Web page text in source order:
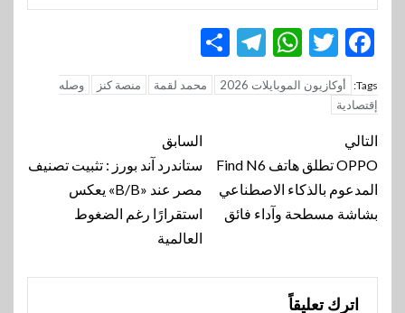
Facebook
Twitter
WhatsApp
Telegram
Tags: أوكازيون الموبايلات 2026 محمد لقمة منصة كنز
وصله
إقتصادية
تنقل
المقالة
السابق
ستاندرد آند بورز : تثبيت تصنيف
مصر عند «B/B» يعكس
استقرارًا رغم الضغوط
العالمية
التالي
OPPO تطلق هاتف Find N6
المدعوم بالذكاء الاصطناعي
بشاشة مسطحة وآداء فائق
اترك تعليقاً